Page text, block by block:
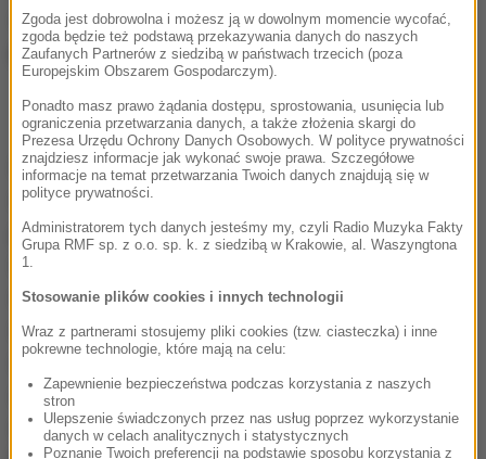
wielkie wyzwanie, jakim są mistrzostwa świata-
podkreśla.
Przystępując do rywalizacji z najlepszymi drużynami
naszego globu, musimy być optymalnie
przygotowani w każdym aspekcie. Chcemy
maksymalnie wykorzystać czas od zakończenia
rozgrywek ligowych i pucharowych do pierwszego
meczu turnieju z Senegalem w Moskwie. Czeka nas
intensywna praca w oparciu o szczegółowy plan,
uwzględniający wszystkie elementy przygotowania i
indywidualizację obciążeń treningowych- wyjaśnia
Zgoda jest dobrowolna i możesz ją w dowolnym momencie wycofać,
zgoda będzie też podstawą przekazywania danych do naszych
Zaufanych Partnerów z siedzibą w państwach trzecich (poza
Europejskim Obszarem Gospodarczym).
Ponadto masz prawo żądania dostępu, sprostowania, usunięcia lub
ograniczenia przetwarzania danych, a także złożenia skargi do
Prezesa Urzędu Ochrony Danych Osobowych. W polityce prywatności
znajdziesz informacje jak wykonać swoje prawa. Szczegółowe
informacje na temat przetwarzania Twoich danych znajdują się w
polityce prywatności.
Administratorem tych danych jesteśmy my, czyli Radio Muzyka Fakty
Grupa RMF sp. z o.o. sp. k. z siedzibą w Krakowie, al. Waszyngtona
1.
Stosowanie plików cookies i innych technologii
Wraz z partnerami stosujemy pliki cookies (tzw. ciasteczka) i inne
pokrewne technologie, które mają na celu:
Zapewnienie bezpieczeństwa podczas korzystania z naszych
stron
Ulepszenie świadczonych przez nas usług poprzez wykorzystanie
danych w celach analitycznych i statystycznych
Poznanie Twoich preferencji na podstawie sposobu korzystania z